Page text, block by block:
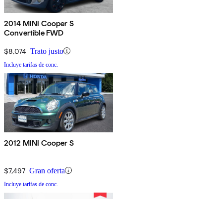
2014 MINI Cooper S
Convertible FWD
$8,074 Trato justo
Incluye tarifas de conc.
2012 MINI Cooper S
$7,497 Gran oferta
Incluye tarifas de conc.